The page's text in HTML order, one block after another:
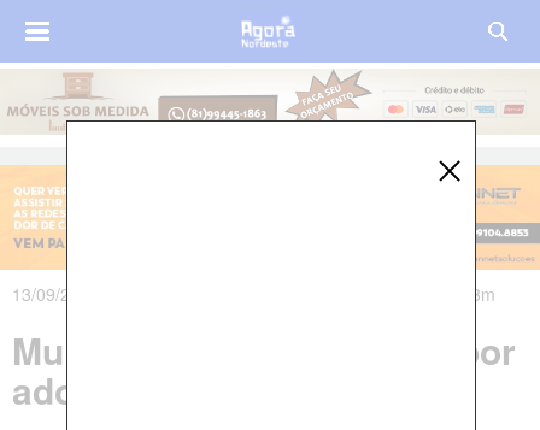
13/09/2021 às 03h35m - Atualizado em 13/09/2021 às 04h03m
Mulher é morta a facadas por
adolescente em Caruaru